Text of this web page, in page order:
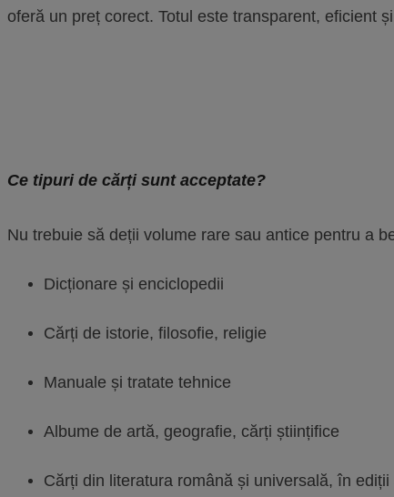
oferă un preț corect. Totul este transparent, eficient
Ce tipuri de cărți sunt acceptate?
Nu trebuie să deții volume rare sau antice pentru a
Dicționare și enciclopedii
Cărți de istorie, filosofie, religie
Manuale și tratate tehnice
Albume de artă, geografie, cărți științifice
Cărți din literatura română și universală, în